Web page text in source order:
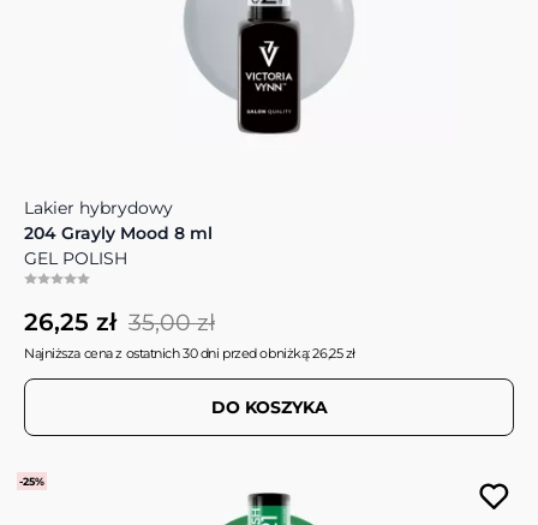
Lakier hybrydowy
204 Grayly Mood 8 ml
GEL POLISH
26,25 zł 35,00 zł
Najniższa cena z ostatnich 30 dni przed obniżką: 26,25 zł
DO KOSZYKA
-25%